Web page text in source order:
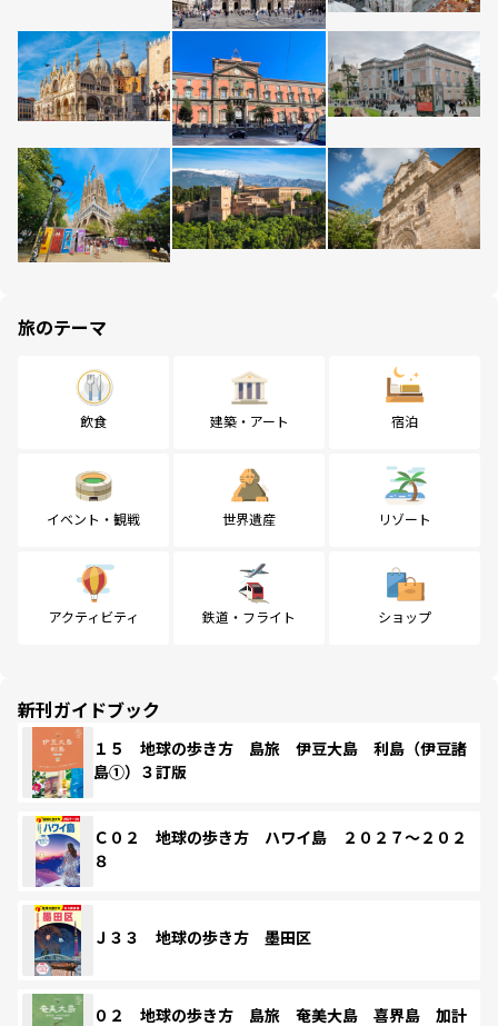
旅のテーマ
飲食 建築・アート 宿泊
イベント・観戦 世界遺産 リゾート
アクティビティ 鉄道・フライト ショップ
新刊ガイドブック
１５ 地球の歩き方 島旅 伊豆大島 利島（伊豆諸
島①）３訂版
Ｃ０２ 地球の歩き方 ハワイ島 ２０２７～２０２
８
Ｊ３３ 地球の歩き方 墨田区
０２ 地球の歩き方 島旅 奄美大島 喜界島 加計